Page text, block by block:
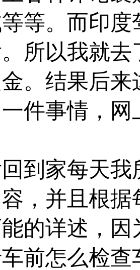
等。而印
所以我就
。结果后
件事情，
到家每天
，并且根
的详述，
前怎么检